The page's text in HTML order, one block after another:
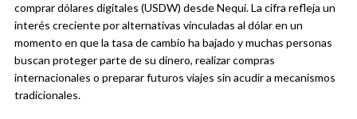
comprar dólares digitales (USDW) desde Nequi. La cifra refleja un
interés creciente por alternativas vinculadas al dólar en un
momento en que la tasa de cambio ha bajado y muchas personas
buscan proteger parte de su dinero, realizar compras
internacionales o preparar futuros viajes sin acudir a mecanismos
tradicionales.